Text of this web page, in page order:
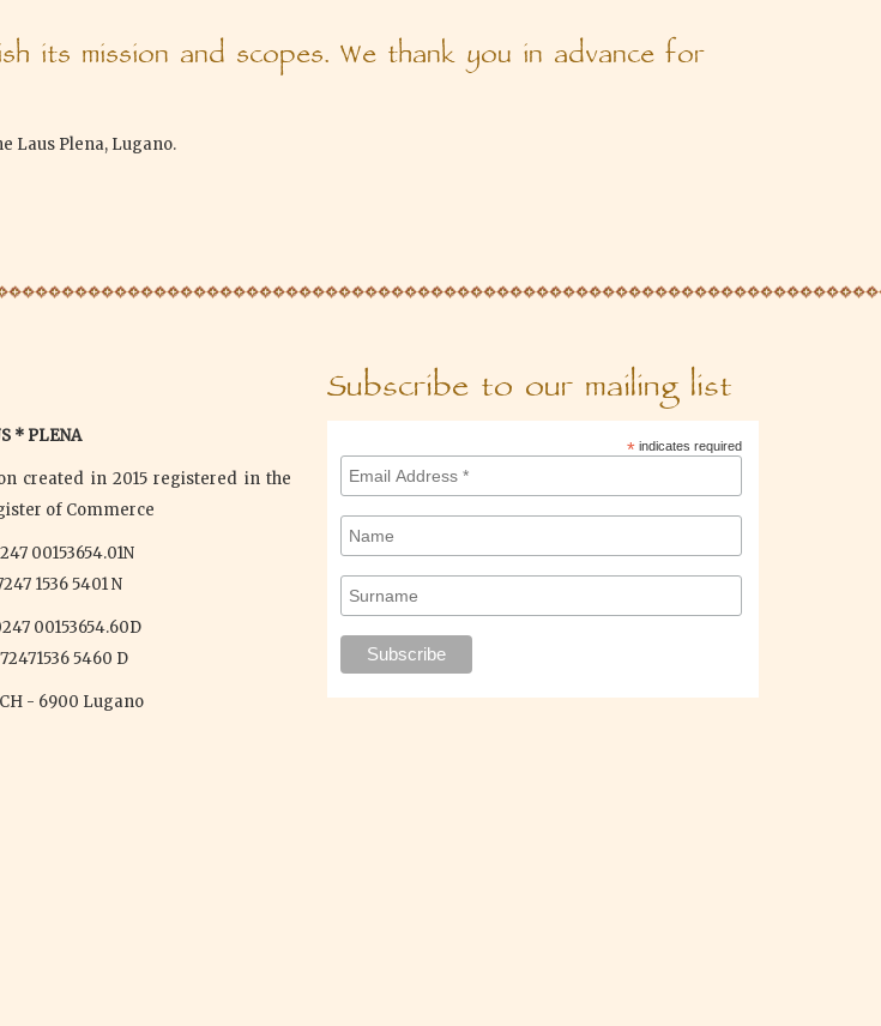
its mission and scopes. We thank you in advance for
Laus Plena, Lugano.
* PLENA
created in 2015 registered in the
of Commerce
00153654.01N
1536 5401 N
00153654.60D
5460 D
- 6900 Lugano
Subscribe to our mailing list
* indicates required